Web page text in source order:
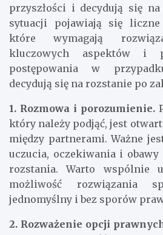
przyszłości i decydują się
sytuacji pojawiają się
które wymagają
kluczowych aspektów i
postępowania w
decydują się na rozstanie po
1. Rozmowa i porozumienie.
który należy podjąć, jest
między partnerami. Ważne
uczucia, oczekiwania i obawy
rozstania. Warto wspólnie
możliwość rozwiązania
jednomyślny i bez sporów
2. Rozważenie opcji